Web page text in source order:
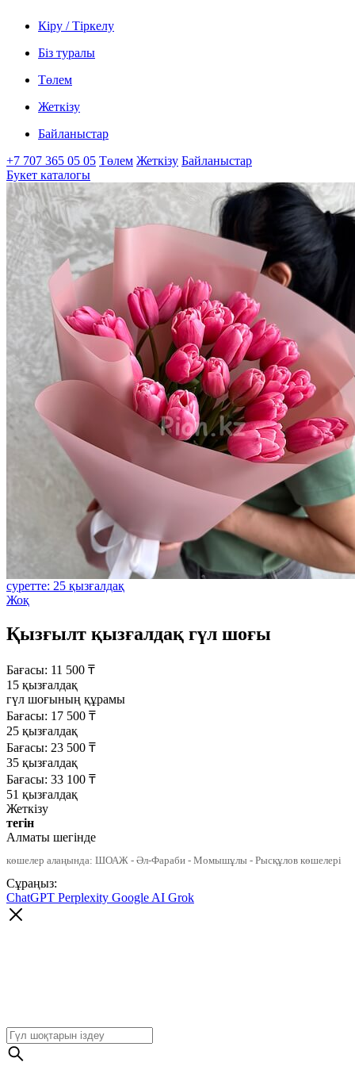
Кіру / Тіркелу
Біз туралы
Төлем
Жеткізу
Байланыстар
+7 707 365 05 05 Төлем Жеткізу Байланыстар
Букет каталогы
суретте: 25 қызғалдақ
Жоқ
Қызғылт қызғалдақ гүл шоғы
Бағасы: 11 500 ₸
15 қызғалдақ
гүл шоғының құрамы
Бағасы: 17 500 ₸
25 қызғалдақ
Бағасы: 23 500 ₸
35 қызғалдақ
Бағасы: 33 100 ₸
51 қызғалдақ
Жеткізу
тегін
Алматы шегінде
көшелер алаңында: ШОАЖ - Әл-Фараби - Момышұлы - Рысқұлов көшелері
Сұраңыз:
ChatGPT Perplexity Google AI Grok